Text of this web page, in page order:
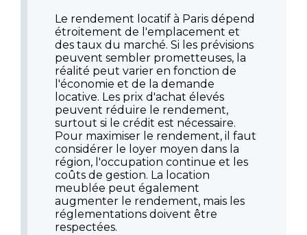
Le rendement locatif à Paris dépend
étroitement de l'emplacement et
des taux du marché. Si les prévisions
peuvent sembler prometteuses, la
réalité peut varier en fonction de
l'économie et de la demande
locative. Les prix d'achat élevés
peuvent réduire le rendement,
surtout si le crédit est nécessaire.
Pour maximiser le rendement, il faut
considérer le loyer moyen dans la
région, l'occupation continue et les
coûts de gestion. La location
meublée peut également
augmenter le rendement, mais les
réglementations doivent être
respectées.